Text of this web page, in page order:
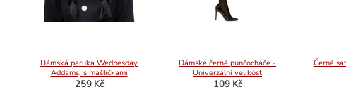
Dámská paruka Wednesday
Addams, s mašličkami
259 Kč
Dámské černé punčocháče -
Univerzální velikost
109 Kč
Černá